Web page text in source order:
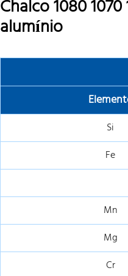
Chalco 1080
alumínio
Si
Fe
Mn
Mg
Cr